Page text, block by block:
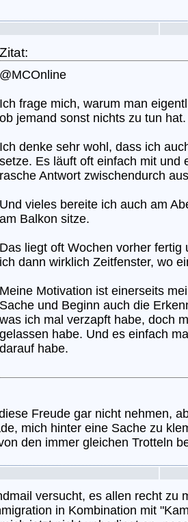
Zitat:
@MCOnline
Ich frage mich, warum man
ob jemand sonst nichts zu tun hat.
Ich denke sehr wohl, dass ich
setze. Es läuft oft einfach mit und
rasche Antwort zwischendurch
Und vieles bereite ich auch am
am Balkon sitze.
Das liegt oft Wochen vorher fertig
ich dann wirklich Zeitfenster, wo
Meine Motivation ist einerseits
Sache und Beginn auch die
was ich mal verzapft habe, doch
gelassen habe. Und es einfach
darauf habe.
Freude gar nicht nehmen,
mich hinter eine Sache zu
den immer gleichen Trotteln
versucht, es allen recht zu
in Kombination mit